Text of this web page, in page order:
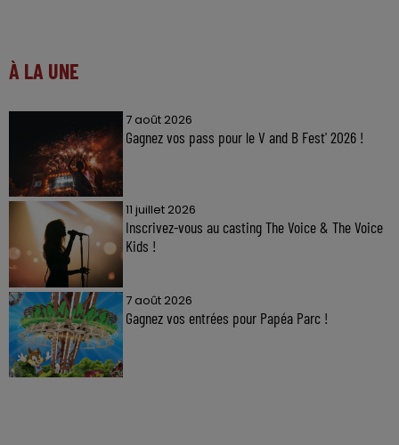
À LA UNE
7 août 2026
Gagnez vos pass pour le V and B Fest' 2026 !
11 juillet 2026
Inscrivez-vous au casting The Voice & The Voice
Kids !
7 août 2026
Gagnez vos entrées pour Papéa Parc !